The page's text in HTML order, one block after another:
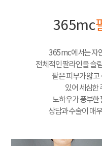
365mc
365mc에서는 자
전체적인 팔라인을 슬
팔은 피부가 얇고
있어 세심한
노하우가 풍부한
상담과 수술이 매